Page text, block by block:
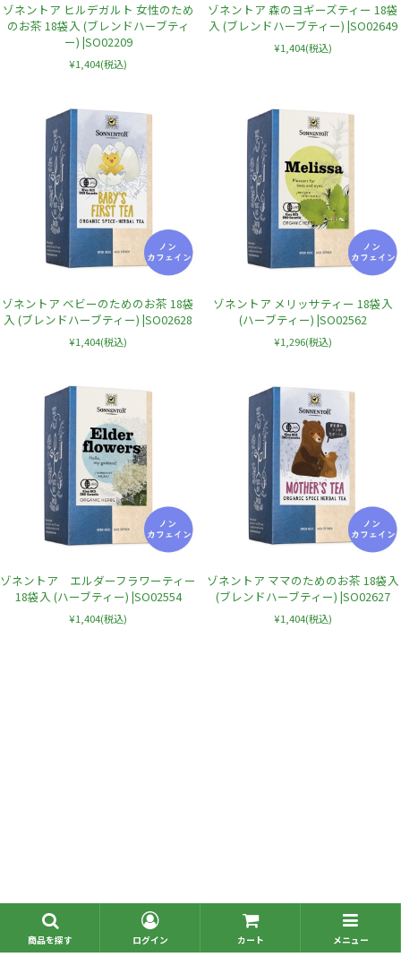
ゾネントア ヒルデガルト 女性のため
のお茶 18袋入 (ブレンドハーブティ
ー) |SO02209
¥1,404(税込)
ゾネントア 森のヨギーズティー 18袋
入 (ブレンドハーブティー) |SO02649
¥1,404(税込)
ゾネントア ベビーのためのお茶 18袋
入 (ブレンドハーブティー) |SO02628
¥1,404(税込)
ゾネントア メリッサティー 18袋入
(ハーブティー) |SO02562
¥1,296(税込)
ゾネントア エルダーフラワーティー
18袋入 (ハーブティー) |SO02554
¥1,404(税込)
ゾネントア ママのためのお茶 18袋入
(ブレンドハーブティー) |SO02627
¥1,404(税込)